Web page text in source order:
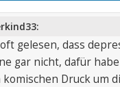
gelesen, dass
gar nicht, dafür
Druck um